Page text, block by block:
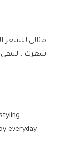
شعرك ، ليبقى
everyday